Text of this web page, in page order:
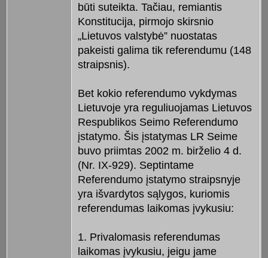
būti suteikta. Tačiau, remiantis
Konstitucija, pirmojo skirsnio
„Lietuvos valstybė” nuostatas
pakeisti galima tik referendumu (148
straipsnis).
Bet kokio referendumo vykdymas
Lietuvoje yra reguliuojamas Lietuvos
Respublikos Seimo Referendumo
įstatymo. Šis įstatymas LR Seime
buvo priimtas 2002 m. birželio 4 d.
(Nr. IX-929). Septintame
Referendumo įstatymo straipsnyje
yra išvardytos sąlygos, kuriomis
referendumas laikomas įvykusiu:
1. Privalomasis referendumas
laikomas įvykusiu, jeigu jame